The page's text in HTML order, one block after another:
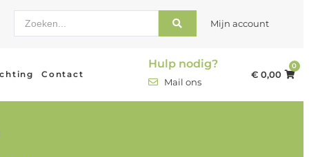
Mijn account
Contact
Hulp nodig?
Mail ons
€0,00
0